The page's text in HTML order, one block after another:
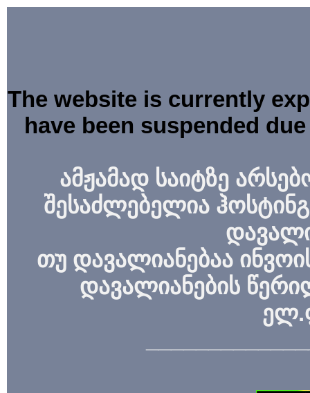
The website is currently
have been suspended
ამჟამად საიტზე
შესაძლებელია
თუ დავალიანებაა
დავალიანების